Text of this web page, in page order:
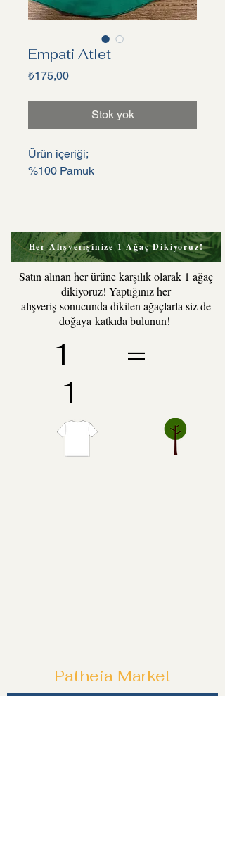
Empati Atlet
₺175,00Fiyat
Stok yok
Ürün içeriği;
%100 Pamuk
Her Alışverişinize 1 Ağaç Dikiyoruz!
Satın alınan her ürüne karşılık olarak 1 ağaç
dikiyoruz! Yaptığınız her
alışveriş sonucunda dikilen ağaçlarla siz de
doğaya katkıda bulunun!
1 =
1
Patheia Market